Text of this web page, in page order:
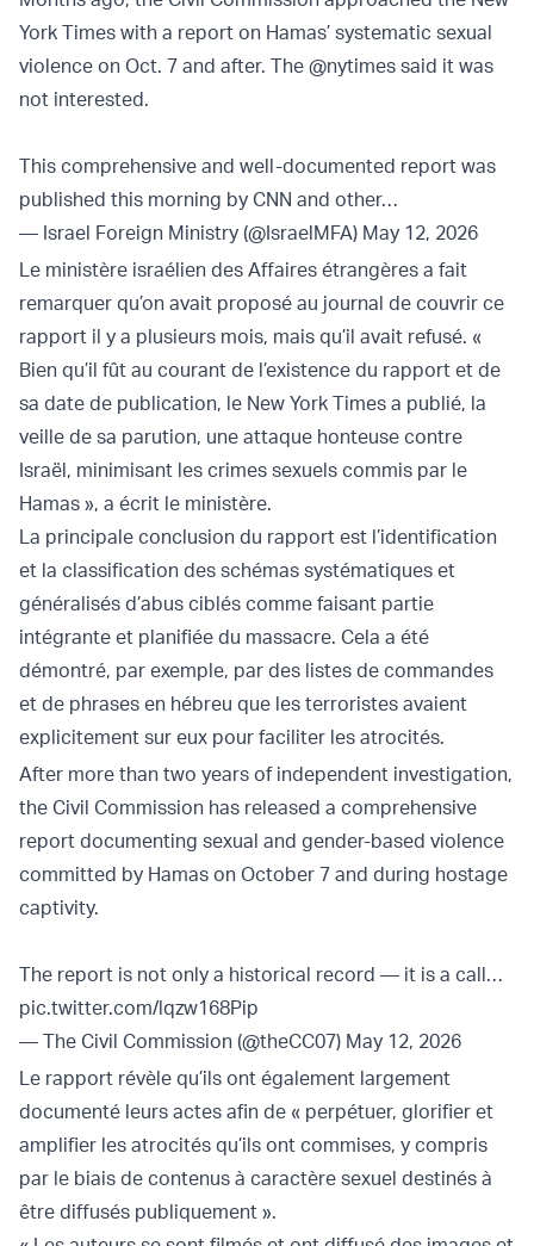
York Times with a report on Hamas’ systematic sexual
violence on Oct. 7 and after. The @nytimes said it was
not interested.
This comprehensive and well-documented report was
published this morning by CNN and other…
— Israel Foreign Ministry (@IsraelMFA) May 12, 2026
Le ministère israélien des Affaires étrangères a fait
remarquer qu’on avait proposé au journal de couvrir ce
rapport il y a plusieurs mois, mais qu’il avait refusé. «
Bien qu’il fût au courant de l’existence du rapport et de
sa date de publication, le New York Times a publié, la
veille de sa parution, une attaque honteuse contre
Israël, minimisant les crimes sexuels commis par le
Hamas », a écrit le ministère.
La principale conclusion du rapport est l’identification
et la classification des schémas systématiques et
généralisés d’abus ciblés comme faisant partie
intégrante et planifiée du massacre. Cela a été
démontré, par exemple, par des listes de commandes
et de phrases en hébreu que les terroristes avaient
explicitement sur eux pour faciliter les atrocités.
After more than two years of independent investigation,
the Civil Commission has released a comprehensive
report documenting sexual and gender-based violence
committed by Hamas on October 7 and during hostage
captivity.
The report is not only a historical record — it is a call…
pic.twitter.com/lqzw168Pip
— The Civil Commission (@theCC07) May 12, 2026
Le rapport révèle qu’ils ont également largement
documenté leurs actes afin de « perpétuer, glorifier et
amplifier les atrocités qu’ils ont commises, y compris
par le biais de contenus à caractère sexuel destinés à
être diffusés publiquement ».